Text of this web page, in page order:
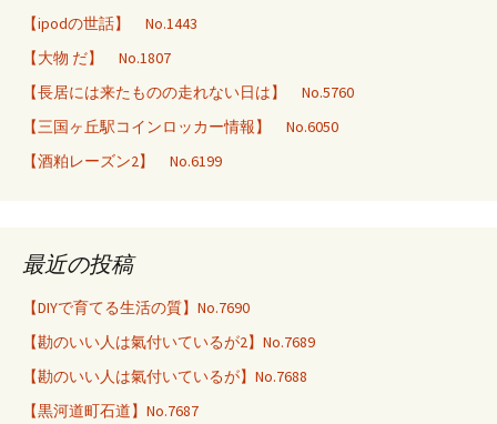
【ipodの世話】 No.1443
【大物 だ】 No.1807
【長居には来たものの走れない日は】 No.5760
【三国ヶ丘駅コインロッカー情報】 No.6050
【酒粕レーズン2】 No.6199
最近の投稿
【DIYで育てる生活の質】No.7690
【勘のいい人は氣付いているが2】No.7689
【勘のいい人は氣付いているが】No.7688
【黒河道町石道】No.7687